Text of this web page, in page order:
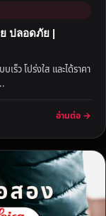
ปลอดภัย |
ร็ว โปร่งใส และได้ราคา
อ่านต่อ →